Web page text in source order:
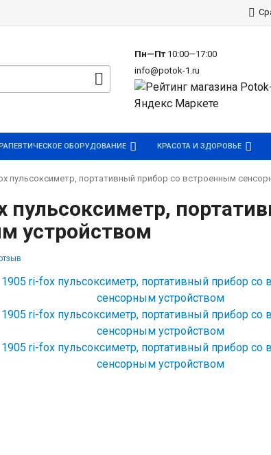
Пн—Пт10:00—17:00
info@potok-1.ru
ОБОРУДОВАНИЕ КРАСОТА И ЗДОРОВЬЕ
пульсоксиметр, портативный прибор со встроенным
пульсоксиметр,
устройством